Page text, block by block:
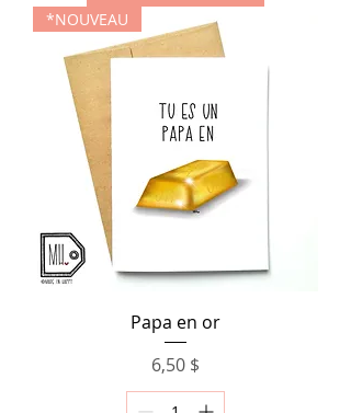
*NOUVEAU
Papa en or
Prix
6,50 $